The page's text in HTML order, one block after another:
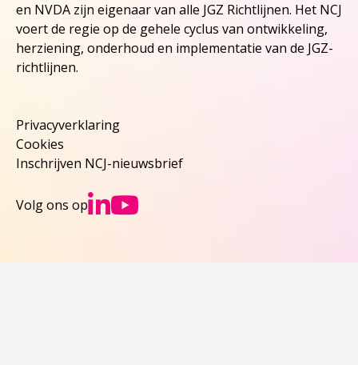
en NVDA zijn eigenaar van alle JGZ Richtlijnen. Het NCJ
voert de regie op de gehele cyclus van ontwikkeling,
herziening, onderhoud en implementatie van de JGZ-
richtlijnen.
Privacyverklaring
Cookies
Inschrijven NCJ-nieuwsbrief
Volg ons op Ga naar NCJs